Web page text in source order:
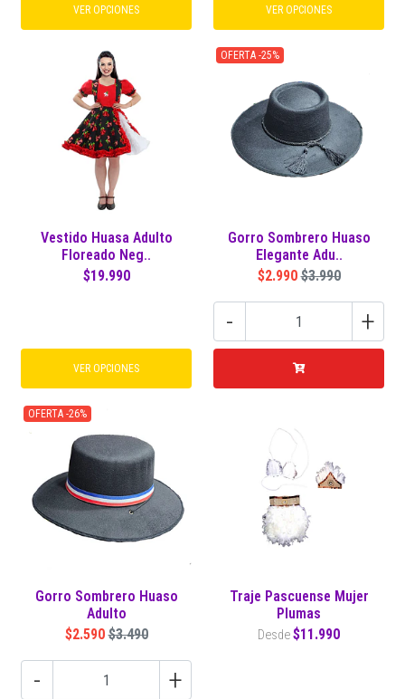
VER OPCIONES VER OPCIONES
Vestido Huasa Adulto
Floreado Neg..
$19.990
VER OPCIONES
OFERTA -25%
Gorro Sombrero Huaso
Elegante Adu..
$2.990 $3.990
- +
OFERTA -26%
Gorro Sombrero Huaso
Adulto
$2.590 $3.490
- +
Traje Pascuense Mujer
Plumas
Desde$11.990